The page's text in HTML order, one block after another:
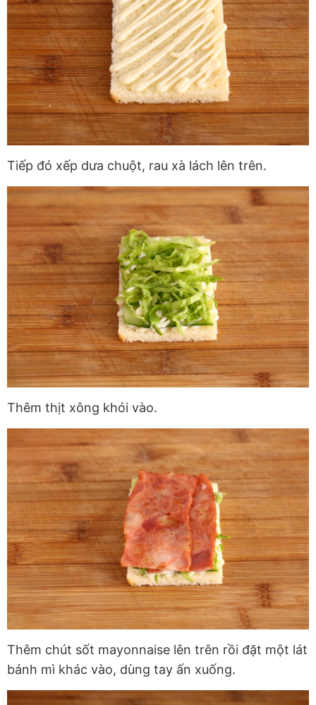
Tiếp đó xếp dưa chuột, rau xà lách lên trên.
Thêm thịt xông khói vào.
Thêm chút sốt mayonnaise lên trên rồi đặt một lát
bánh mì khác vào, dùng tay ấn xuống.